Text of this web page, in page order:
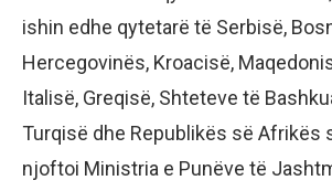
ishin edhe qytetarë të Serbisë,
Hercegovinës, Kroacisë,
Italisë, Greqisë, Shteteve të
Turqisë dhe Republikës së Afrikës
njoftoi Ministria e Punëve të